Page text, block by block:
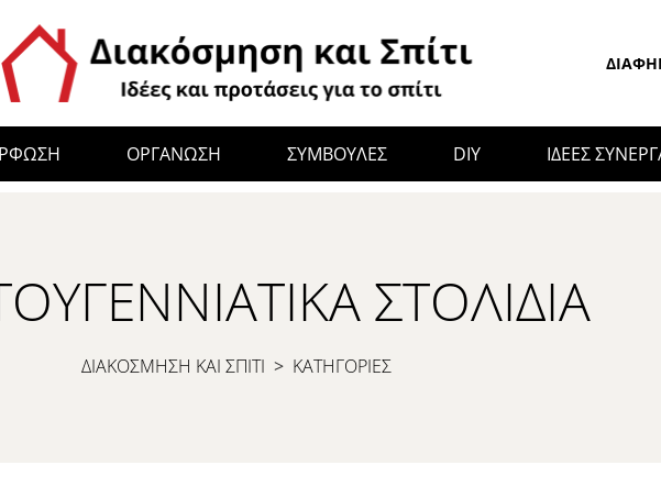
ΟΡΓΑΝΩΣΗ ΣΥΜΒΟΥΛΕΣ DIY ΙΔΕΕΣ
ΣΤΟΛΊΔΙΑ
ΔΙΑΚΟΣΜΗΣΗ ΚΑΙ ΣΠΙΤΙ > ΚΑΤΗΓΟΡΙΕΣ